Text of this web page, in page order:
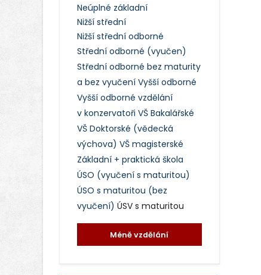
Neúplné základní
Nižší střední
Nižší střední odborné
Střední odborné (vyučen)
Střední odborné bez maturity
a bez vyučení Vyšší odborné
Vyšší odborné vzdělání
v konzervatoři VŠ Bakalářské
VŠ Doktorské (vědecká
výchova) VŠ magisterské
Základní + praktická škola
ÚSO (vyučení s maturitou)
ÚSO s maturitou (bez
vyučení) ÚSV s maturitou
Méně vzdělání